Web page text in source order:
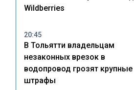
Wildberries
20:45
В Тольятти владельцам
незаконных врезок в
водопровод грозят крупные
штрафы